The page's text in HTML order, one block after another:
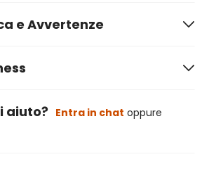
e Avvertenze
aiuto? Entra in chat oppure